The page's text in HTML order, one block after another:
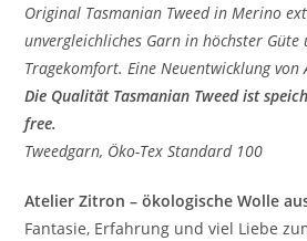
Original Tasmanian Tweed in Merino
unvergleichliches Garn in höchster Güte
Tragekomfort. Eine Neuentwicklung von
Die Qualität Tasmanian Tweedist
free.
Tweedgarn, Öko-Tex Standard 100
Atelier Zitron – ökologische Wolle
Fantasie, Erfahrung und viel Liebe